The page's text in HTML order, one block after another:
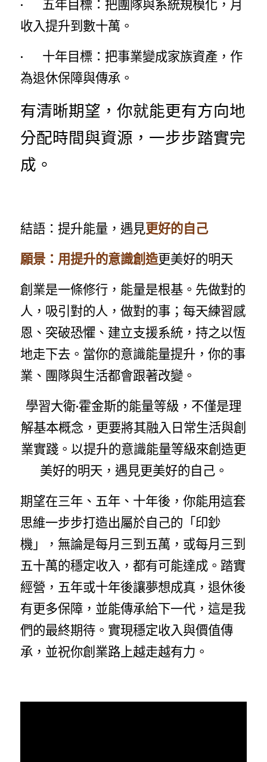
·        五年目標：把團隊與系統規模化，月
收入提升到數十萬。
·        十年目標：把事業變成家族資產，作
為退休保障與傳承。
有清晰期望，你就能更有方向地
分配時間與資源，一步步踏實完
成。
結語：提升能量，遇見更好的自己
願景：用提升的意識創造更美好的明天
創業是一條修行，能量是根基。先做對的
人，吸引對的人，做對的事；每天練習感
恩、突破恐懼、建立支援系統，持之以恆
地走下去。當你的意識能量提升，你的事
業、團隊與生活都會跟著改變。
學習大衛·霍金斯的能量等級，不僅是理
解基本概念，更要將其融入日常生活與創
業實踐。以提升的意識能量等級來創造更
美好的明天，遇見更美好的自己。
期望在三年、五年、十年後，你能用這套
思維一步步打造出屬於自己的「印鈔
機」，無論是每月三到五萬，或每月三到
五十萬的穩定收入，都有可能達成。踏實
經營，五年或十年後讓夢想成真，退休後
有更多保障，並能傳承給下一代，這是我
們的最終期待。實現穩定收入與價值傳
承，並祝你創業路上越走越有力。